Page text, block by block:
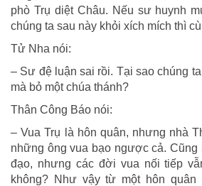
phò Trụ diệt Châu. Nếu sư huynh
chúng ta sau này khỏi xích mích thì
Tử Nha nói:
– Sư đệ luận sai rồi. Tại sao chúng
mà bỏ một chúa thánh?
Thân Công Báo nói:
– Vua Trụ là hôn quân, nhưng nhà
những ông vua bạo ngược cả.
đạo, nhưng các đời vua nối tiếp
không? Như vậy từ một hôn quân